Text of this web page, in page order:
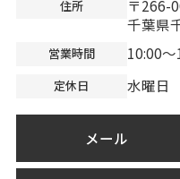
住所
〒266-
千葉県
営業時間 10:00
定休日 水曜日
メール